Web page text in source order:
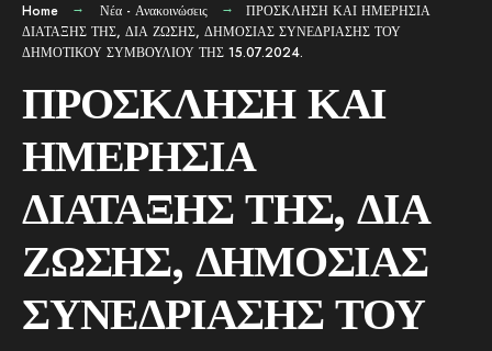
Home Νέα - Ανακοινώσεις
ΠΡΟΣΚΛΗΣΗ ΚΑΙ ΗΜΕΡΗΣΙΑ
ΔΙΑΤΑΞΗΣ ΤΗΣ, ΔΙΑ ΖΩΣΗΣ, ΔΗΜΟΣΙΑΣ ΣΥΝΕΔΡΙΑΣΗΣ ΤΟΥ
ΔΗΜΟΤΙΚΟΥ ΣΥΜΒΟΥΛΙΟΥ ΤΗΣ 15.07.2024.
ΠΡΟΣΚΛΗΣΗ ΚΑΙ
ΗΜΕΡΗΣΙΑ
ΔΙΑΤΑΞΗΣ ΤΗΣ, ΔΙΑ
ΖΩΣΗΣ, ΔΗΜΟΣΙΑΣ
ΣΥΝΕΔΡΙΑΣΗΣ ΤΟΥ